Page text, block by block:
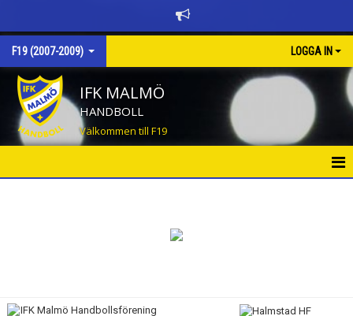
F19 (2007-2009) LOGGA IN
IFK MALMÖ
HANDBOLL
Välkommen till F19